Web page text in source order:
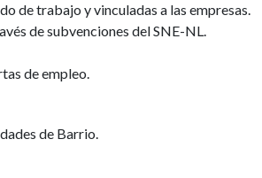
de trabajo y vinculadas a las empresas.
de subvenciones del SNE-NL.
de empleo.
de Barrio.